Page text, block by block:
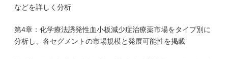
などを詳しく分析
第4章：化学療法誘発性血小板減少症治療薬市場をタイプ別に
分析し、各セグメントの市場規模と発展可能性を掲載